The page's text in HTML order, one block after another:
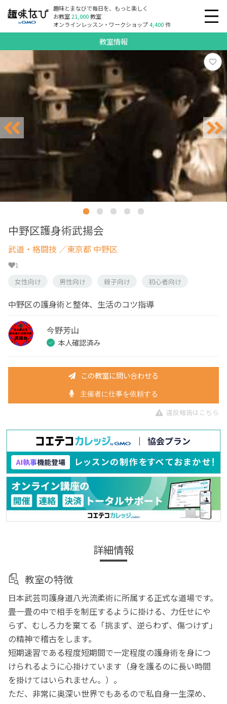
趣味とまなびで毎日を、もっと楽しく
お教室21,000教室
オンラインレッスン・ワークショップ4,400件
教室情報
中野区護身術武揚会
武道・格闘技 ／東京都 中野区
1
女性向け
男性向け 親子向け 初心者向け
中野区の護身術と整体、生活のコツ指導
今野芳山
本人確認済み
この教室に問い合わせる
主催者に仕事を依頼する
違反報告はこちら
詳細情報
教室の特徴
日本武芸司護身道八光流柔術に所属する正式な道場です。
畳一畳の中で相手を制圧するように掛ける、力任せにや
らず、むしろ力を棄てる「挑まず、逆らわず、傷つけず」
の精神で稽古をします。
短期速習である程度短期間で一定程度の護身術を身につ
けられるように心掛けています（身を護るのに長い時間
を掛けてはいられません。）。
ただ、非常に奥深い世界でもあるので私自身一生深め、